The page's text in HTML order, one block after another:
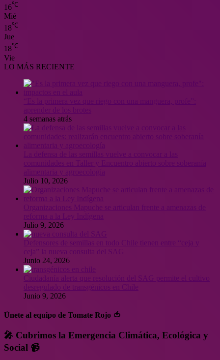
16℃
Mié
18℃
Jue
18℃
Vie
LO MÁS RECIENTE
4 semanas atrás
Julio 10, 2026
Organizaciones Mapuche se articulan frente a amenazas de
Julio 9, 2026
Defensores de semillas en todo Chile tienen entre “ceja y
ceja” la nueva consulta del SAG
Junio 24, 2026
Ciudadanía alerta que resolución del SAG permite el cultivo
desregulado de transgénicos en Chile
Junio 9, 2026
Únete al equipo de Tomate Rojo 🍅
🎤 Cubrimos la Emergencia Climática, Ecológica y
Social 📹